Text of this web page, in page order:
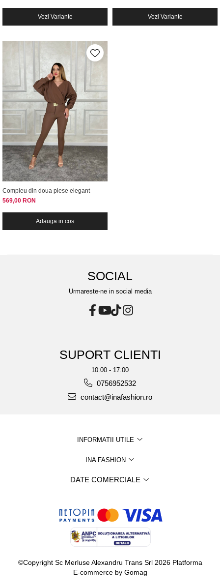
Vezi Variante Vezi Variante
Compleu din doua piese elegant
569,00 RON
Adauga in cos
SOCIAL
Urmareste-ne in social media
SUPORT CLIENTI
10:00 - 17:00
0756952532
contact@inafashion.ro
INFORMATII UTILE
INA FASHION
DATE COMERCIALE
©Copyright Sc Merluse Alexandru Trans Srl 2026 Platforma
E-commerce by Gomag